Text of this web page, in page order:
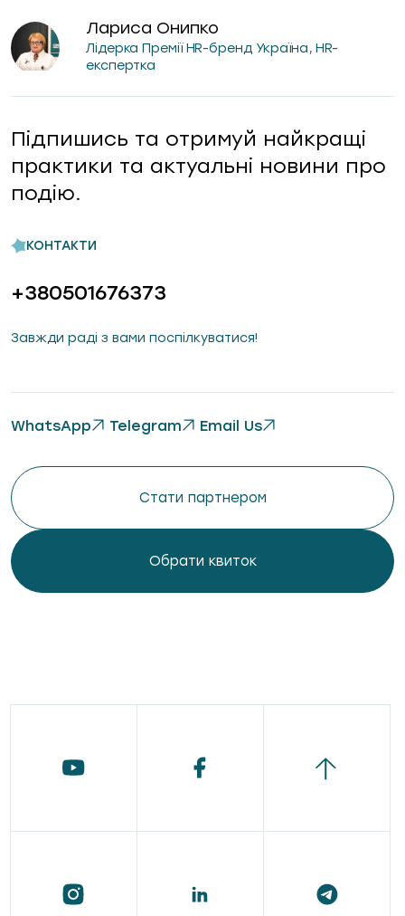
КОНТАКТИ
+380501676373
Завжди раді з вами поспілкуватися!
WhatsApp Telegram Email Us
Стати партнером
Обрати квиток
Лариса Онипко
Лідерка Премії HR-бренд Україна, HR-
експертка
Підпишись та отримуй найкращі
практики та актуальні новини про
подію.